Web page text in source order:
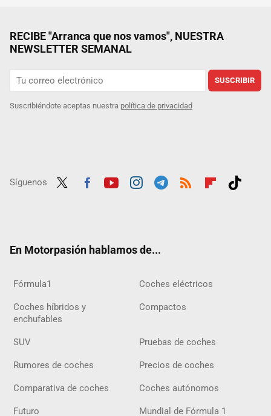
RECIBE "Arranca que nos vamos", NUESTRA
NEWSLETTER SEMANAL
SUSCRIBIR
Suscribiéndote aceptas nuestra política de privacidad
Síguenos
En Motorpasión hablamos de...
Fórmula1 Coches eléctricos
Coches híbridos y
enchufables
Compactos
SUV Pruebas de coches
Rumores de coches Precios de coches
Comparativa de coches Coches autónomos
Futuro Mundial de Fórmula 1